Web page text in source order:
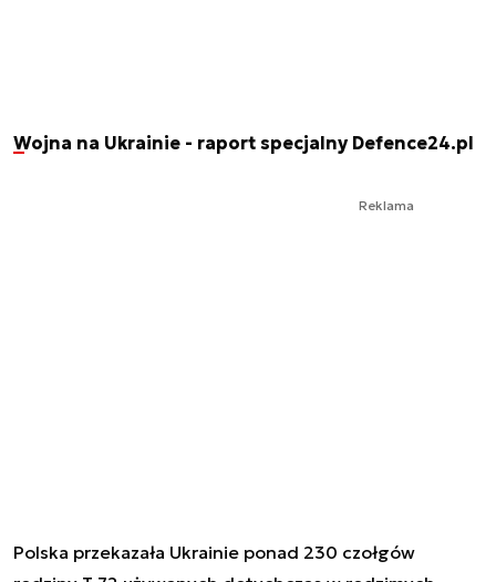
Wojna na Ukrainie - raport specjalny Defence24.pl
Reklama
Polska przekazała Ukrainie ponad 230 czołgów